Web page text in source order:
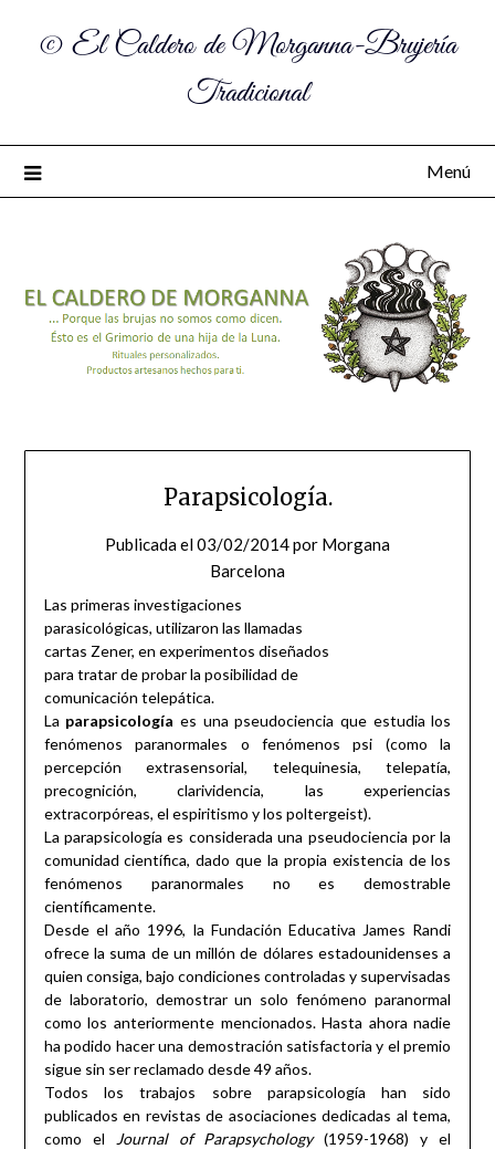
© El Caldero de Morganna-Brujería
Tradicional
Menú
Parapsicología.
Publicada el03/02/2014por Morgana
Barcelona
Las primeras investigaciones
parasicológicas, utilizaron las llamadas
cartas Zener, en experimentos diseñados
para tratar de probar la posibilidad de
comunicación telepática.
La parapsicología es una pseudociencia que estudia los
fenómenos paranormales o fenómenos psi (como la
percepción extrasensorial, telequinesia, telepatía,
precognición, clarividencia, las experiencias
extracorpóreas, el espiritismo y los poltergeist).
La parapsicología es considerada una pseudociencia por la
comunidad científica, dado que la propia existencia de los
fenómenos paranormales no es demostrable
científicamente.
Desde el año 1996, la Fundación Educativa James Randi
ofrece la suma de un millón de dólares estadounidenses a
quien consiga, bajo condiciones controladas y supervisadas
de laboratorio, demostrar un solo fenómeno paranormal
como los anteriormente mencionados. Hasta ahora nadie
ha podido hacer una demostración satisfactoria y el premio
sigue sin ser reclamado desde 49 años.
Todos los trabajos sobre parapsicología han sido
publicados en revistas de asociaciones dedicadas al tema,
como el
Journal of Parapsychology(1959-1968) y el